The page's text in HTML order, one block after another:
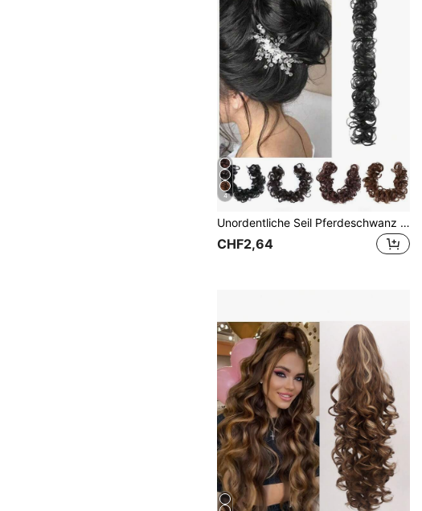
4
Unordentliche Seil Pferdeschwanz Haarverlängerung mit synthetisch gewelltem Haarknoten, elastische Haarbinde für Frauen
CHF2,64